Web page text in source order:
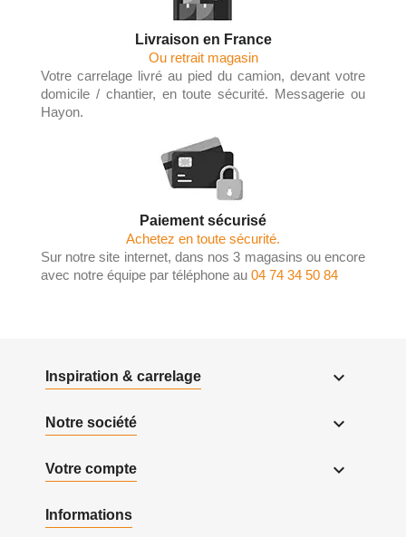
Livraison en France
Ou retrait magasin
Votre carrelage livré au pied du camion, devant votre
domicile / chantier, en toute sécurité. Messagerie ou
Hayon.
Paiement sécurisé
Achetez en toute sécurité.
Sur notre site internet, dans nos 3 magasins ou encore
avec notre équipe par téléphone au 04 74 34 50 84
Inspiration & carrelage 
Notre société 
Votre compte 
Informations